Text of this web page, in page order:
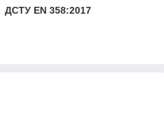
ДСТУ EN 358:2017